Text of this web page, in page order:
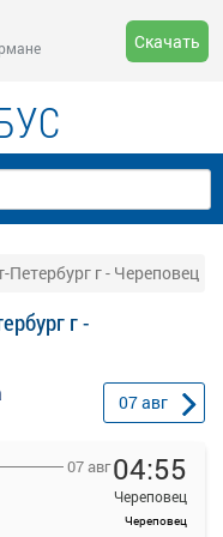
Скачать
Петербург г - Череповец
г -
07авг
07 авг04:55
Череповец
Череповец